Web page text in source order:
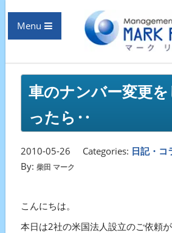
Menu
車のナンバー変更
ったら‥
2010-05-26 Categories: 日記・コ
By: 柴田 マーク
こんにちは。
本日は2社の米国法人設立のご依頼が